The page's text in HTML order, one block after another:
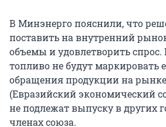
В Минэнерго пояснили, что
поставить на внутренний
объемы и удовлетворить спрос.
топливо не будут
обращения продукции на
(Евразийский экономический
не подлежат выпуску в других
членах союза.